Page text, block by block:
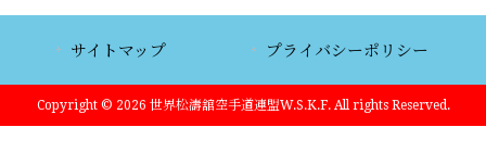
サイトマップ プライバシーポリシー
Copyright © 2026 世界松濤舘空手道連盟W.S.K.F. All rights Reserved.